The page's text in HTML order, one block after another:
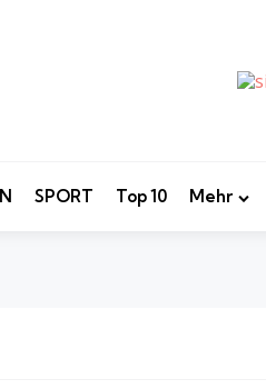
SPORT Top 10 Mehr